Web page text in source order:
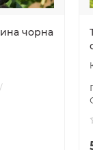
чорна